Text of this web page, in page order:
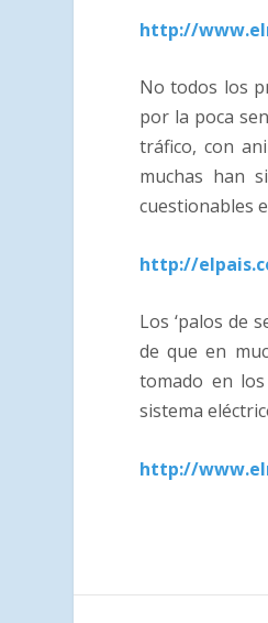
http://
No todos los
por la poca
tráfico, con
muchas han
cuestionables
http://
Los ‘palos de
de que en
tomado en
sistema
http://